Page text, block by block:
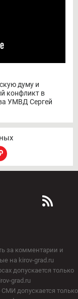
думу и
конфликт в
УМВД Сергей
за комментарии и
на kirov-grad.ru
допускается только
grad.ru
допускается только